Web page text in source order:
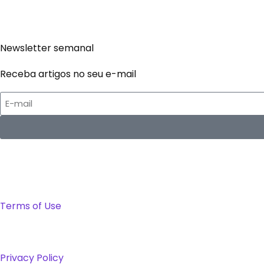
Newsletter semanal
Receba artigos no seu e-mail
Terms of Use
Privacy Policy